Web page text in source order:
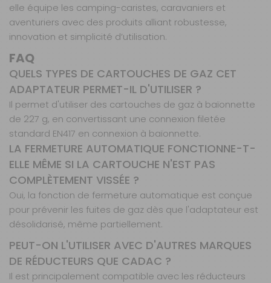
elle équipe les camping-caristes, caravaniers et
aventuriers avec des produits alliant robustesse,
innovation et simplicité d’utilisation.
FAQ
QUELS TYPES DE CARTOUCHES DE GAZ CET
ADAPTATEUR PERMET-IL D'UTILISER ?
Il permet d'utiliser des cartouches de gaz à baïonnette
de 227 g, en convertissant une connexion filetée
standard EN417 en connexion à baïonnette.
LA FERMETURE AUTOMATIQUE FONCTIONNE-T-
ELLE MÊME SI LA CARTOUCHE N'EST PAS
COMPLÈTEMENT VISSÉE ?
Oui, la fonction de fermeture automatique est conçue
pour prévenir les fuites de gaz dès que l'adaptateur est
désolidarisé, même partiellement.
PEUT-ON L'UTILISER AVEC D'AUTRES MARQUES
DE RÉDUCTEURS QUE CADAC ?
Il est principalement compatible avec les réducteurs